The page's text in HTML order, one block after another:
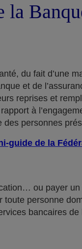
la
du fait d’une
et de
reprises et
à
personnes
guide de la
ou payer
personne
bancaires